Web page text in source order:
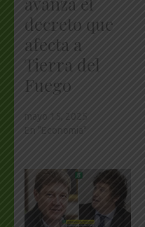
decreto que
afecta a
Tierra del
Fuego